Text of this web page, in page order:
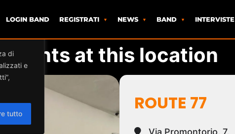
di
e
tutto
LOGIN BAND REGISTRATI NEWS BAND INTERVISTE
Events at this location
ROUTE 77
Via Promontorio, 7,